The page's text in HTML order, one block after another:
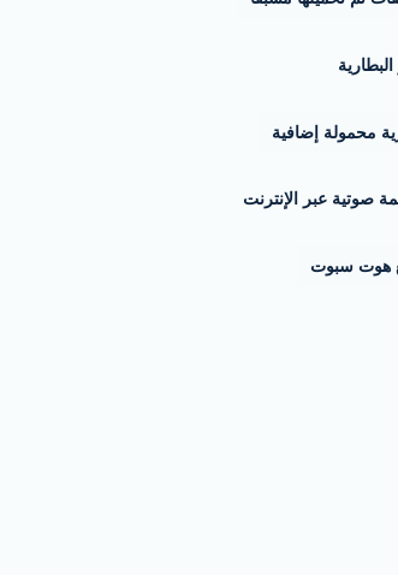
محمولة إضافية
صوتية عبر الإنترنت
هوت سبوت